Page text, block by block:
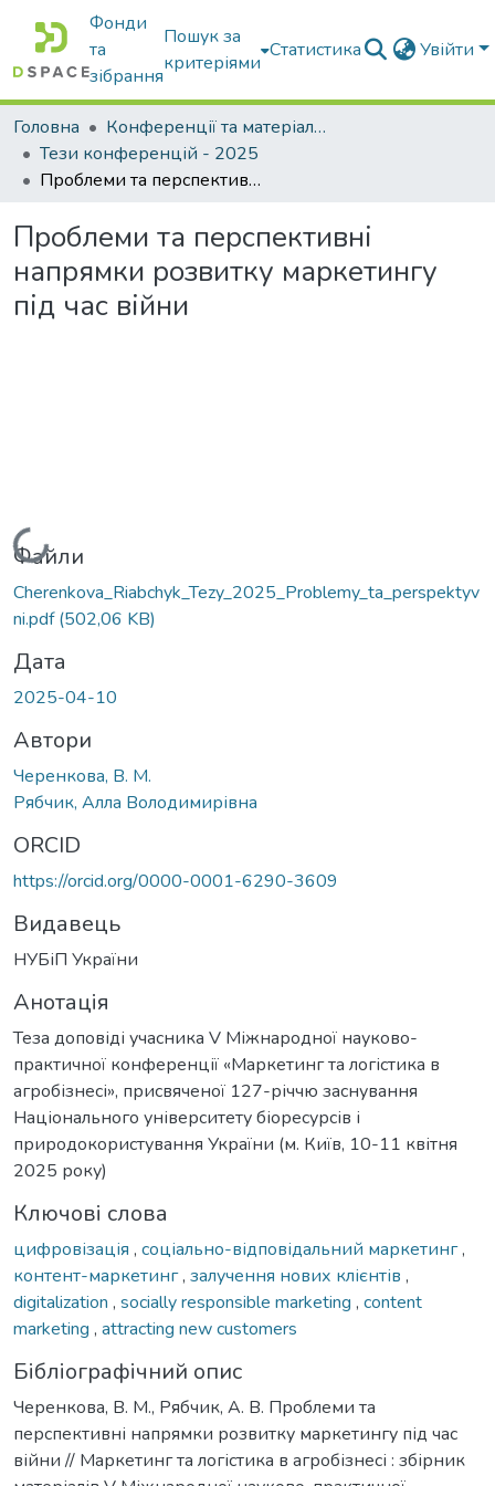
Фонди
та
зібрання
Пошук за
критеріями
Статистика Увійти
Головна
Конференції та матеріали конференцій
Тези конференцій - 2025
Проблеми та перспективні напрямки розвитку маркетингу під час війни
Проблеми та перспективні
напрямки розвитку маркетингу
під час війни
Вантажиться...
Файли
Cherenkova_Riabchyk_Tezy_2025_Problemy_ta_perspektyv
ni.pdf(502,06 KB)
Дата
2025-04-10
Автори
Черенкова, В. М.
Рябчик, Алла Володимирівна
ORCID
https://orcid.org/0000-0001-6290-3609
Видавець
НУБіП України
Анотація
Теза доповіді учасника V Міжнародної науково-
практичної конференції «Маркетинг та логістика в
агробізнесі», присвяченої 127-річчю заснування
Національного університету біоресурсів і
природокористування України (м. Київ, 10-11 квітня
2025 року)
Ключові слова
цифровізація , соціально-відповідальний маркетинг,
контент-маркетинг, залучення нових клієнтів ,
digitalization , socially responsible marketing , content
marketing , attracting new customers
Бібліографічний опис
Черенкова, В. М., Рябчик, А. В. Проблеми та
перспективні напрямки розвитку маркетингу під час
війни // Маркетинг та логістика в агробізнесі : збірник